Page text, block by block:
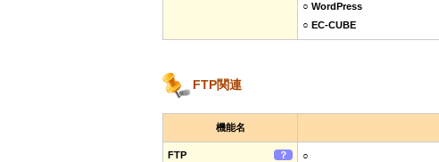
○ WordPress
○ EC-CUBE
FTP関連
機能名
FTP ？ ○